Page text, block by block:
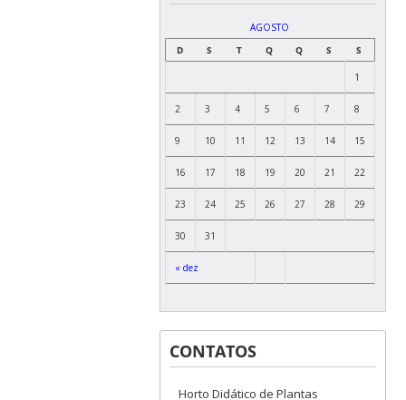
AGOSTO
D
S T Q Q S S
« dez
1
2 3 4 5 6 7 8
9 10 11 12 13 14 15
16 17 18 19 20 21 22
23 24 25 26 27 28 29
30 31
CONTATOS
Horto Didático de Plantas